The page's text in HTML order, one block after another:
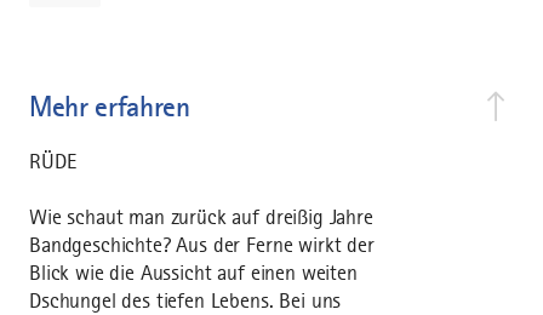
Mehr erfahren
RÜDE
Wie schaut man zurück auf dreißig Jahre
Bandgeschichte? Aus der Ferne wirkt der
Blick wie die Aussicht auf einen weiten
Dschungel des tiefen Lebens. Bei uns